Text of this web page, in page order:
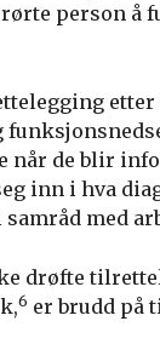
person å
når de blir
inn i hva
med
drøfte
6 er brudd